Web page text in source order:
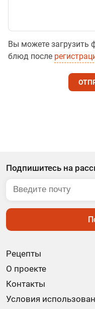
Вы можете загрузить
блюд после
Рецепты
О проекте
Контакты
Условия
Подпишитесь на